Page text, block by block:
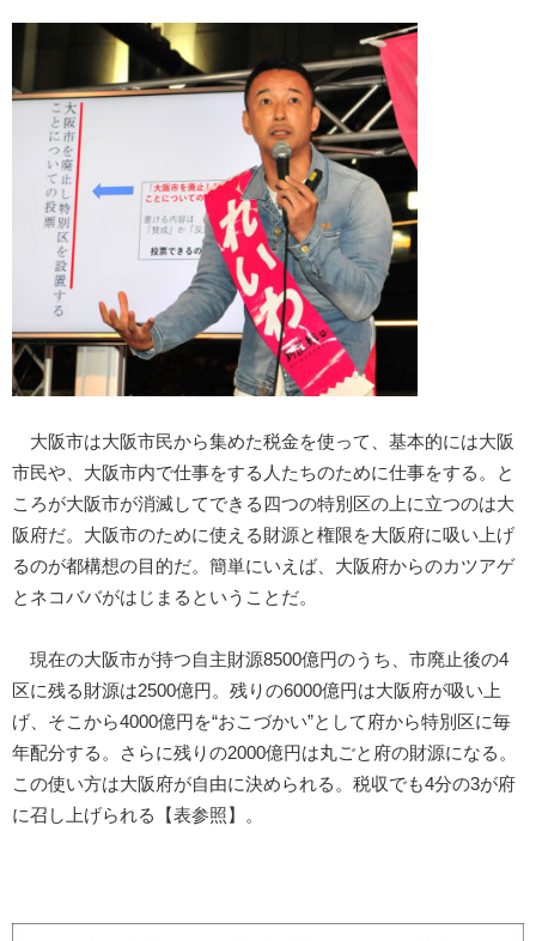
大阪市は大阪市民から集めた税金を使って、基本的には大阪
市民や、大阪市内で仕事をする人たちのために仕事をする。と
ころが大阪市が消滅してできる四つの特別区の上に立つのは大
阪府だ。大阪市のために使える財源と権限を大阪府に吸い上げ
るのが都構想の目的だ。簡単にいえば、大阪府からのカツアゲ
とネコババがはじまるということだ。
現在の大阪市が持つ自主財源8500億円のうち、市廃止後の4
区に残る財源は2500億円。残りの6000億円は大阪府が吸い上
げ、そこから4000億円を“おこづかい”として府から特別区に毎
年配分する。さらに残りの2000億円は丸ごと府の財源になる。
この使い方は大阪府が自由に決められる。税収でも4分の3が府
に召し上げられる【表参照】。